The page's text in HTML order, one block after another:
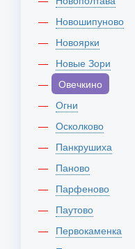
Новошипуново
Новоярки
Новые Зори
Овечкино
Огни
Осколково
Панкрушиха
Паново
Парфеново
Паутово
Первокаменка